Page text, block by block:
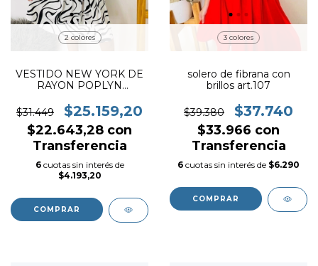
2 colores
VESTIDO NEW YORK DE
RAYON POPLYN
ART. 136
$31.449 $25.159,20
$22.643,28 con
Transferencia
6 cuotas sin interés de
$4.193,20
COMPRAR
3 colores
solero de fibrana con
brillos art.107
$39.380 $37.740
$33.966 con
Transferencia
6 cuotas sin interés de $6.290
COMPRAR